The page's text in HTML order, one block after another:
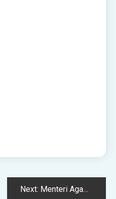
Next: Menteri Agama Buat Lawatan Tanpa Notis Ke Kaunter MAIWP